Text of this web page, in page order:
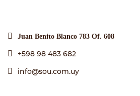
Juan Benito Blanco 783 Of. 608
+598 98 483 682
info@sou.com.uy